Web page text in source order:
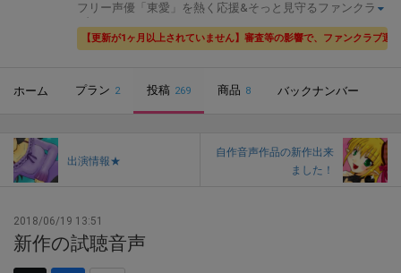
フリー声優「東愛」を熱く応援&そっと見守るファンクラ
【更新が1ヶ月以上されていません】審査等の影響で、ファンクラブ
ホーム プラン 2 投稿 269 商品 8 バックナンバー
出演情報★
自作音声作品の新作出来
ました！
2018/06/19 13:51
新作の試聴音声